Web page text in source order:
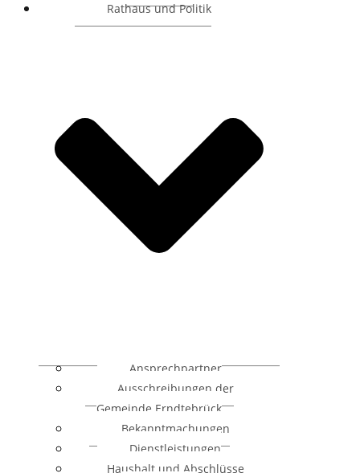
Rathaus und Politik
Ansprechpartner
Ausschreibungen der
Gemeinde Erndtebrück
Bekanntmachungen
Dienstleistungen
Haushalt und Abschlüsse